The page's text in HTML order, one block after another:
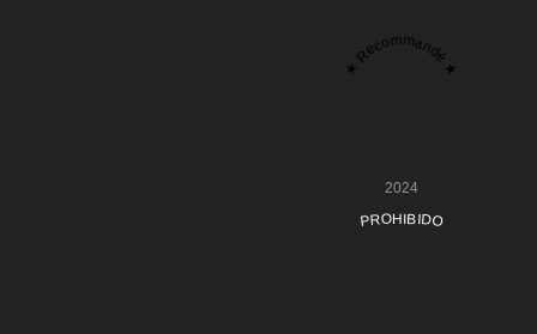
★ Recommandé ★
2024
PROHIBIDO